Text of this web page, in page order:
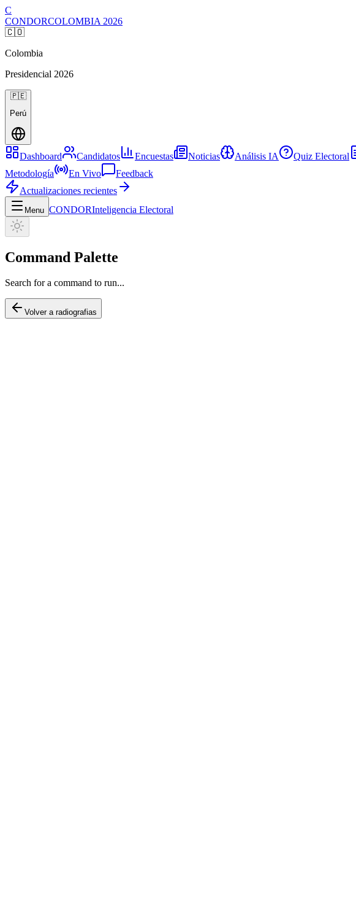
C
CONDORCOLOMBIA 2026
🇨🇴
Colombia
Presidencial 2026
🇵🇪
Perú
Dashboard Candidatos Encuestas Noticias Análisis IA Quiz Electoral
Metodología
En Vivo
Feedback
Actualizaciones recientes
Menu CONDORInteligencia Electoral
Command Palette
Search for a command to run...
Volver a radiografias